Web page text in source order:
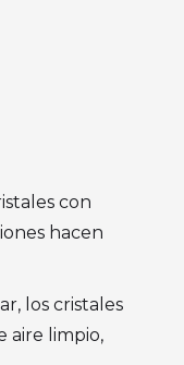
con
hacen
los cristales
aire limpio,